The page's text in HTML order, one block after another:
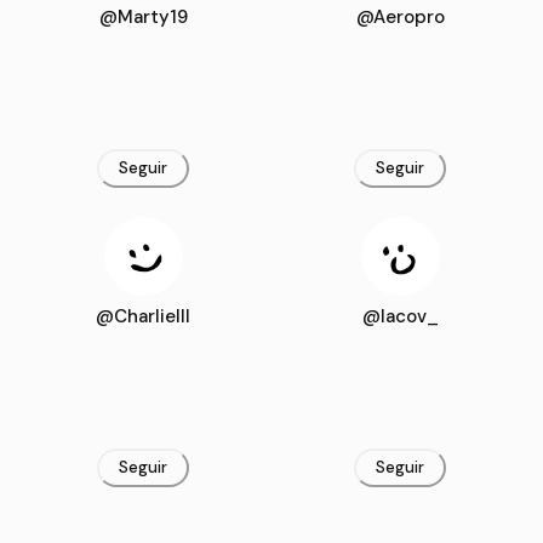
@Marty19
Seguir
@Aeropro
Seguir
@CharlieIII
Seguir
@Iacov_
Seguir